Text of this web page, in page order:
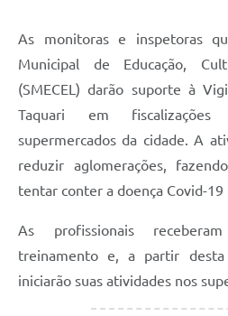
As monitoras e inspetoras
Municipal de Educação,
(SMECEL) darão suporte à
Taquari em
supermercados da cidade. A
reduzir aglomerações,
tentar conter a doença Covid-19
As profissionais
treinamento e, a partir
iniciarão suas atividades nos